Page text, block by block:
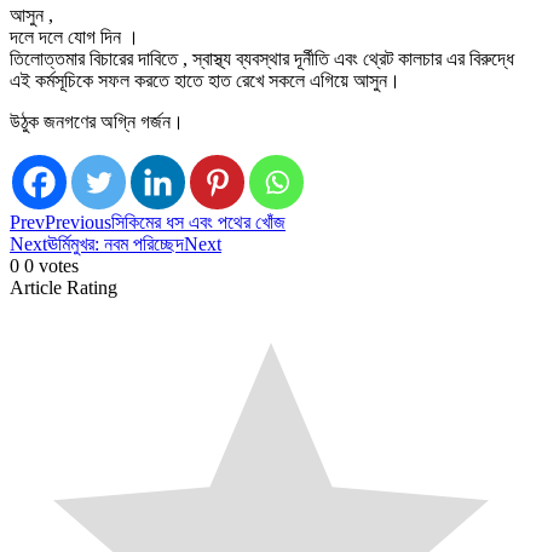
আসুন ,
দলে দলে যোগ দিন ।
তিলোত্তমার বিচারের দাবিতে , স্বাস্থ্য ব্যবস্থার দূর্নীতি এবং থ্রেট কালচার এর বিরুদ্ধে
এই কর্মসূচিকে সফল করতে হাতে হাত রেখে সকলে এগিয়ে আসুন।
উঠুক জনগণের অগ্নি গর্জন।
PrevPreviousসিকিমের ধস এবং পথের খোঁজ
Nextঊর্মিমুখর: নবম পরিচ্ছেদNext
0 0 votes
Article Rating